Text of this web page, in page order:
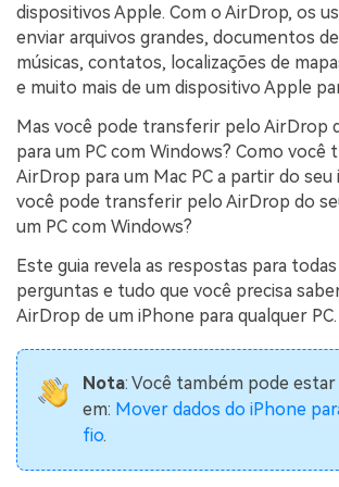
MobileTrans App
Transferir dados do telefone, dados
WhatsApp e arquivos entre
WeLastseen
O WeLastseen mantém seu
e informado.
dispositivos Apple. Com o AirDrop, os
enviar arquivos grandes, documentos
músicas, contatos, localizações de
e muito mais de um dispositivo Apple
Mas você pode transferir pelo AirDrop
para um PC com Windows? Como você
AirDrop para um Mac PC a partir do seu
você pode transferir pelo AirDrop do
um PC com Windows?
Este guia revela as respostas para todas
perguntas e tudo que você precisa
AirDrop de um iPhone para qualquer PC.
Nota: Você também pode
em: Mover dados do iPhone
fio.